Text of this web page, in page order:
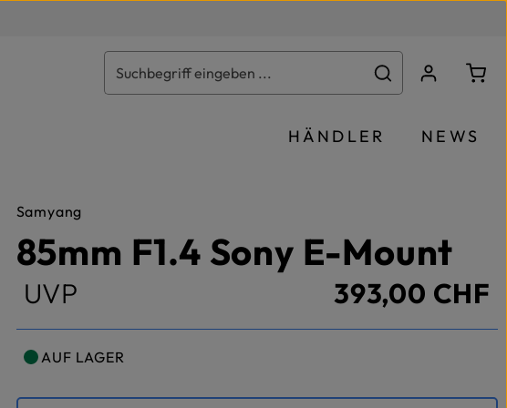
HÄNDLER NEWS
Samyang
85mm F1.4 Sony E-Mount
UVP 393,00 CHF
AUF LAGER